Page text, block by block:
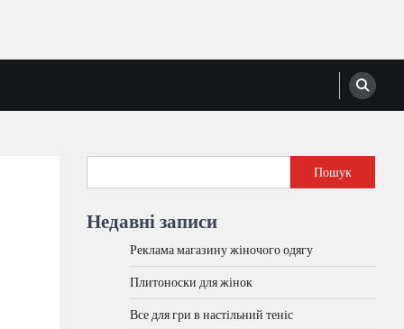
Пошук
Недавні записи
Реклама магазину жіночого одягу
Плитоноски для жінок
Все для гри в настільний теніс